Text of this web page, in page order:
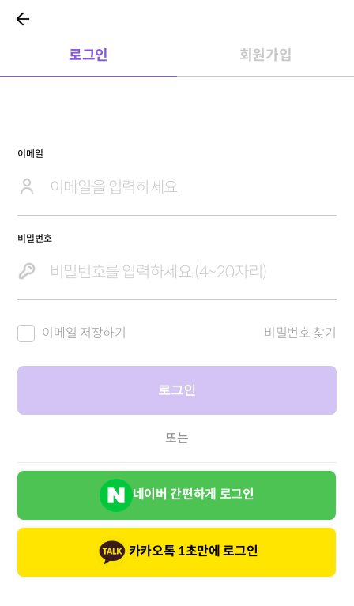
로그인 회원가입
이메일
비밀번호
이메일 저장하기 비밀번호 찾기
로그인
또는
네이버 간편하게 로그인
카카오톡 1초만에 로그인